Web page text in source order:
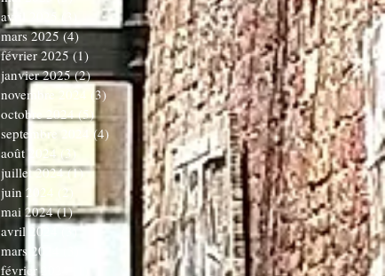
avril 2025
3 posts
mars 2025 (4)4 posts
février 2025 (1)
janvier 2025 (2)2 posts
novembre 2024 (3) 3 posts
octobre 2024 (5)5 posts
septembre 2024 (4) 4 posts
août 2024 (3) 3 posts
juillet 2024 (1)1 post
juin 2024 (2) 2 posts
mai 2024 (1)1 post
avril 2024 (3)3 posts
mars 2024
février 2024